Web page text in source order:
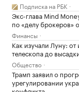
Подписка на РБК
Экс-глава Mind
по «делу брокеров»
Финансы
Как изучали Луну: от
телескопа до
Общество
Трамп заявил о
урегулировании